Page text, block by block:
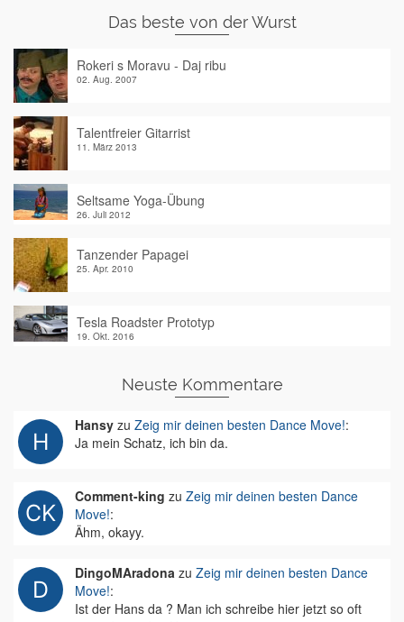
Das beste von der Wurst
Rokeri s Moravu - Daj ribu
02. Aug. 2007
Talentfreier Gitarrist
11. März 2013
Seltsame Yoga-Übung
26. Juli 2012
Tanzender Papagei
25. Apr. 2010
Tesla Roadster Prototyp
19. Okt. 2016
Neuste Kommentare
Hansy zu Zeig mir deinen besten Dance Move!:
Ja mein Schatz, ich bin da.
Comment-king zu Zeig mir deinen besten Dance
Move!:
Ähm, okayy.
DingoMAradona zu Zeig mir deinen besten Dance
Move!:
Ist der Hans da ? Man ich schreibe hier jetzt so oft